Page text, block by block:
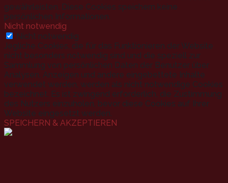
gewährleisten. Diese Cookies speichern keine
persönlichen Informationen.
Nicht notwendig
Nicht notwendig
Jegliche Cookies, die für das Funktionieren der Website
nicht besonders notwendig sind und die speziell zur
Sammlung von persönlichen Daten der Benutzer über
Analysen, Anzeigen und andere eingebettete Inhalte
verwendet werden, werden als nicht notwendige Cookies
bezeichnet. Es ist zwingend erforderlich, die Zustimmung
des Nutzers einzuholen, bevor diese Cookies auf Ihrer
Website eingesetzt werden.
SPEICHERN & AKZEPTIEREN